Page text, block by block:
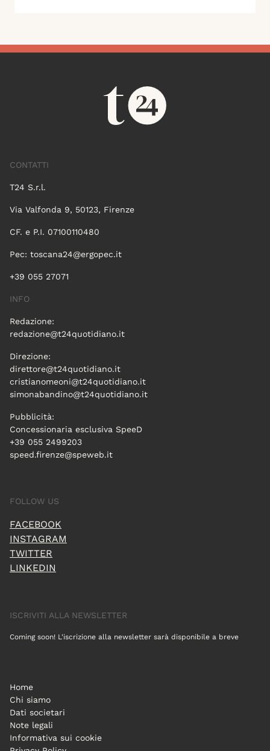
CONTATTI
T24 S.r.l.
Via Valfonda 9, 50123, Firenze
CF. e P.I. 07100110480
Pec: toscana24@ergopec.it
+39 055 27071
INFO
Redazione:
redazione@t24quotidiano.it
Direzione:
direttore@t24quotidiano.it
cristianomeoni@t24quotidiano.it
simonabandino@t24quotidiano.it
Pubblicità:
Concessionaria esclusiva SpeeD
+39 055 2499203
speed.firenze@speweb.it
FOLLOW US
FACEBOOK
INSTAGRAM
TWITTER
LINKEDIN
ISCRIVITI ALLA NEWSLETTER
Coming soon! L'iscrizione alla newsletter sarà disponibile a breve
Home
Chi siamo
Dati societari
Note legali
Informativa sui cookie